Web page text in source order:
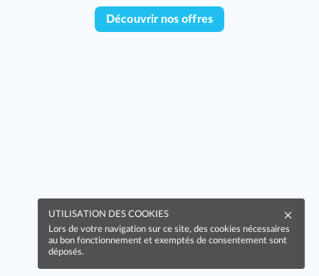
Découvrir nos offres
UTILISATION DES COOKIES
Lors de votre navigation sur ce site, des cookies nécessaires
au bon fonctionnement et exemptés de consentement sont
déposés.